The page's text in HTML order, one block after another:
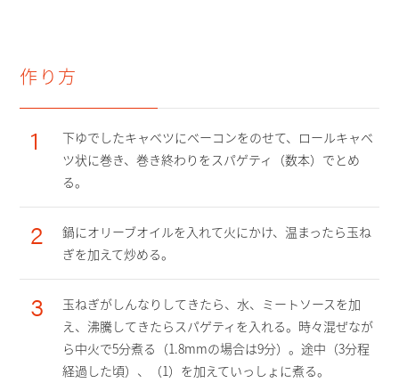
作り方
1
下ゆでしたキャベツにベーコンをのせて、ロールキャベ
ツ状に巻き、巻き終わりをスパゲティ（数本）でとめ
る。
2
鍋にオリーブオイルを入れて火にかけ、温まったら玉ね
ぎを加えて炒める。
3
玉ねぎがしんなりしてきたら、水、ミートソースを加
え、沸騰してきたらスパゲティを入れる。時々混ぜなが
ら中火で5分煮る（1.8mmの場合は9分）。途中（3分程
経過した頃）、（1）を加えていっしょに煮る。